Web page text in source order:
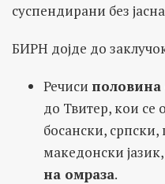
суспендирани без
БИРН дојде до
Речиси половина
до Твитер, кои се
босански,
македонски јазик,
на омраза.